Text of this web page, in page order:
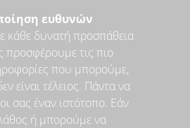
ευθυνών
κάθε δυνατή προσπάθεια
προσφέρουμε τις πιο
που μπορούμε,
είναι τέλειος. Πάντα να
σας έναν ιστότοπο. Εάν
ή μπορούμε να